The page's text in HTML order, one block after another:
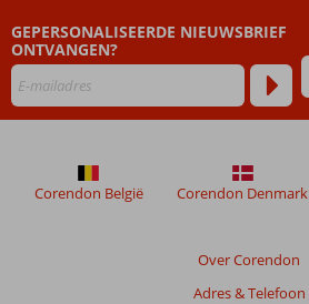
ouder
zijn
maanden
niet
meer
GEPERSONALISEERDE NIEUWSBRIEF
ONTVANGEN?
Over Corendon
Adres & Telefoon
Corendon België Corendon Denmark